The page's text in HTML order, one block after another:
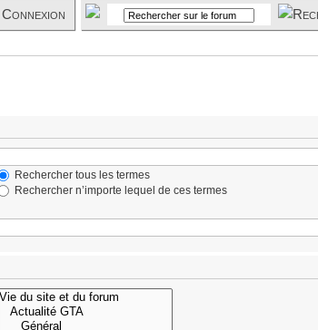
Connexion
Rechercher tous les termes
Rechercher n’importe lequel de ces termes